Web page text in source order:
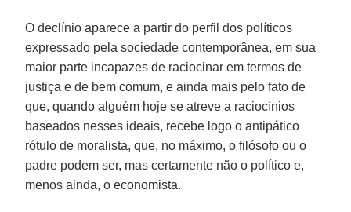
O declínio aparece a partir do perfil dos políticos
expressado pela sociedade contemporânea, em sua
maior parte incapazes de raciocinar em termos de
justiça e de bem comum, e ainda mais pelo fato de
que, quando alguém hoje se atreve a raciocínios
baseados nesses ideais, recebe logo o antipático
rótulo de moralista, que, no máximo, o filósofo ou o
padre podem ser, mas certamente não o político e,
menos ainda, o economista.